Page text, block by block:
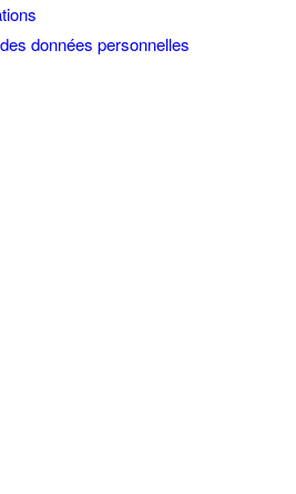
données personnelles